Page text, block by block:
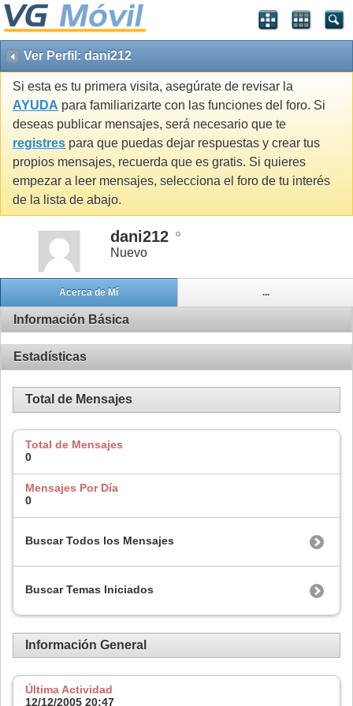
Ver Perfil: dani212
Si esta es tu primera visita, asegúrate de revisar la
AYUDA para familiarizarte con las funciones del foro. Si
deseas publicar mensajes, será necesario que te
registres para que puedas dejar respuestas y crear tus
propios mensajes, recuerda que es gratis. Si quieres
empezar a leer mensajes, selecciona el foro de tu interés
de la lista de abajo.
dani212
Nuevo
Acerca de Mí ...
Información Básica
Estadísticas
Total de Mensajes
Total de Mensajes
0
Mensajes Por Día
0
Buscar Todos los Mensajes
Buscar Temas Iniciados
Información General
Última Actividad
12/12/2005 20:47